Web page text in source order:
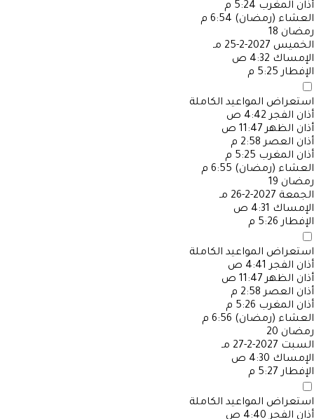
أذان المغرب 5:24 م
العشاء (رمضان) 6:54 م
رمضان 18
الخميس 2027-2-25 مـ
الإمساك 4:32 ص
الإفطار 5:25 م
استعراض المواعيد الكاملة
أذان الفجر 4:42 ص
أذان الظهر 11:47 ص
أذان العصر 2:58 م
أذان المغرب 5:25 م
العشاء (رمضان) 6:55 م
رمضان 19
الجمعة 2027-2-26 مـ
الإمساك 4:31 ص
الإفطار 5:26 م
استعراض المواعيد الكاملة
أذان الفجر 4:41 ص
أذان الظهر 11:47 ص
أذان العصر 2:58 م
أذان المغرب 5:26 م
العشاء (رمضان) 6:56 م
رمضان 20
السبت 2027-2-27 مـ
الإمساك 4:30 ص
الإفطار 5:27 م
استعراض المواعيد الكاملة
أذان الفجر 4:40 ص